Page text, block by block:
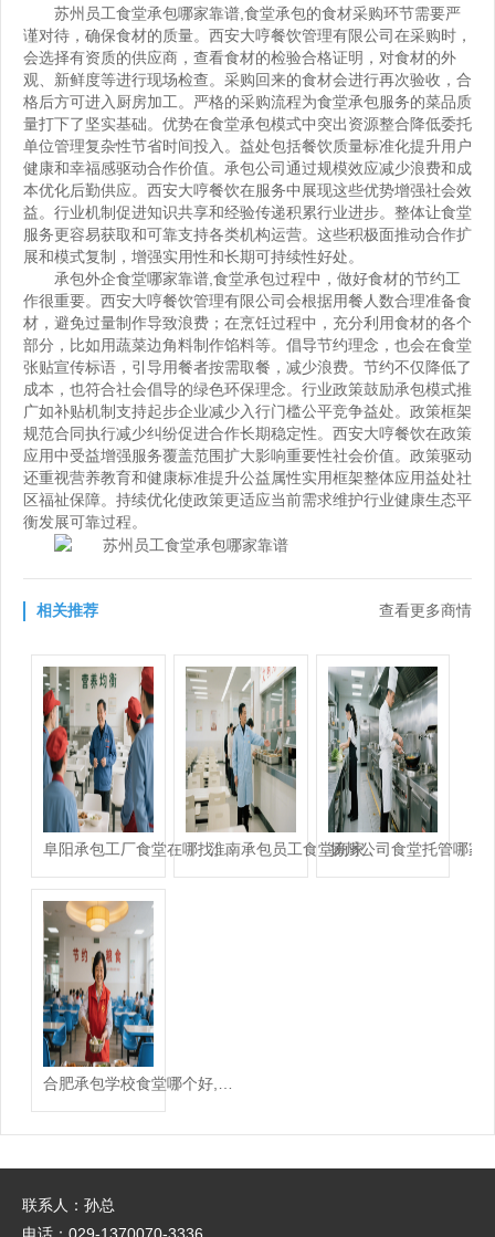
苏州员工食堂承包哪家靠谱 ,食堂承包的食材采购环节需要严
谨对待，确保食材的质量。西安大哼餐饮管理有限公司在采购时，
会选择有资质的供应商，查看食材的检验合格证明，对食材的外
观、新鲜度等进行现场检查。采购回来的食材会进行再次验收，合
格后方可进入厨房加工。严格的采购流程为食堂承包服务的菜品质
量打下了坚实基础。优势在食堂承包模式中突出资源整合降低委托
单位管理复杂性节省时间投入。益处包括餐饮质量标准化提升用户
健康和幸福感驱动合作价值。承包公司通过规模效应减少浪费和成
本优化后勤供应。西安大哼餐饮在服务中展现这些优势增强社会效
益。行业机制促进知识共享和经验传递积累行业进步。整体让食堂
服务更容易获取和可靠支持各类机构运营。这些积极面推动合作扩
展和模式复制，增强实用性和长期可持续性好处。
承包外企食堂哪家靠谱 ,食堂承包过程中，做好食材的节约工
作很重要。西安大哼餐饮管理有限公司会根据用餐人数合理准备食
材，避免过量制作导致浪费；在烹饪过程中，充分利用食材的各个
部分，比如用蔬菜边角料制作馅料等。倡导节约理念，也会在食堂
张贴宣传标语，引导用餐者按需取餐，减少浪费。节约不仅降低了
成本，也符合社会倡导的绿色环保理念。行业政策鼓励承包模式推
广如补贴机制支持起步企业减少入行门槛公平竞争益处。政策框架
规范合同执行减少纠纷促进合作长期稳定性。西安大哼餐饮在政策
应用中受益增强服务覆盖范围扩大影响重要性社会价值。政策驱动
还重视营养教育和健康标准提升公益属性实用框架整体应用益处社
区福祉保障。持续优化使政策更适应当前需求维护行业健康生态平
衡发展可靠过程。
相关推荐 查看更多商情
阜阳承包工厂食堂在哪找,承包学校食堂哪家好
淮南承包员工食堂商家扬州公司食堂托管哪家
合肥承包学校食堂哪个好,承包学校食堂哪家好
联系人：孙总